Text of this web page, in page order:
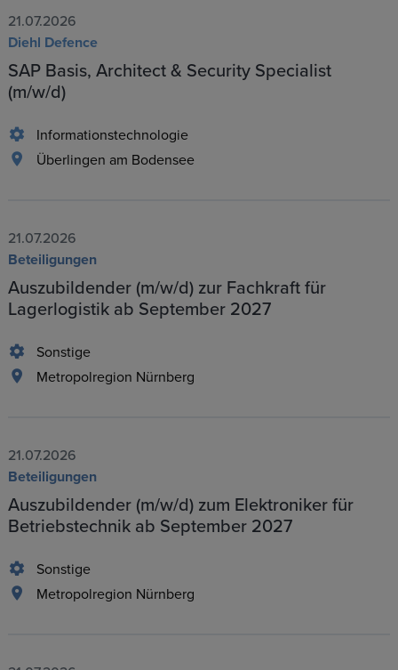
21.07.2026
Diehl Defence
SAP Basis, Architect & Security Specialist
(m/w/d)
Informationstechnologie
Überlingen am Bodensee
21.07.2026
Beteiligungen
Auszubildender (m/w/d) zur Fachkraft für
Lagerlogistik ab September 2027
Sonstige
Metropolregion Nürnberg
21.07.2026
Beteiligungen
Auszubildender (m/w/d) zum Elektroniker für
Betriebstechnik ab September 2027
Sonstige
Metropolregion Nürnberg